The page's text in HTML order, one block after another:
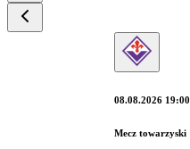
08.08.2026 19:00
Mecz towarzyski